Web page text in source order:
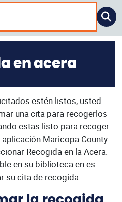
en acera
estén listos, usted
una cita para recogerlos
estas listo para recoger
Maricopa County
Recogida en la Acera.
en su biblioteca en es
su cita de recogida.